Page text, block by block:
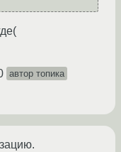
автор топика